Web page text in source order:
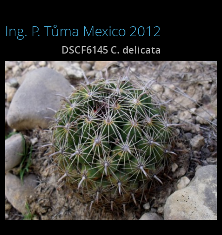
Ing. P. Tůma Mexico 2012
DSCF6145 C. delicata